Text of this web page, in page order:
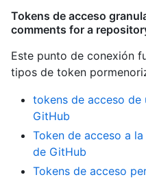
Tokens de acceso
comments for a
Este punto de conexión
tipos de token
tokens de acceso de
GitHub
Token de acceso a
de GitHub
Tokens de acceso